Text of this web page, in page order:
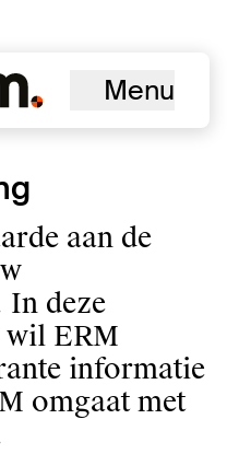
Menu
aan de
In deze
ERM
informatie
omgaat met